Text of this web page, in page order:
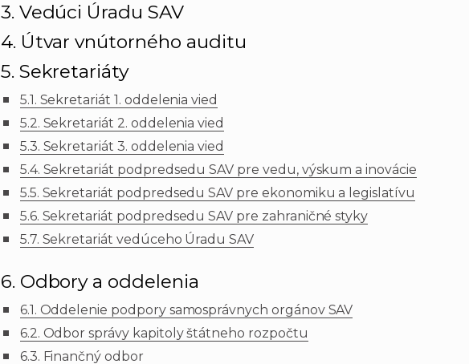
3. Vedúci Úradu SAV
4. Útvar vnútorného auditu
5. Sekretariáty
5.1. Sekretariát 1. oddelenia vied
5.2. Sekretariát 2. oddelenia vied
5.3. Sekretariát 3. oddelenia vied
5.4. Sekretariát podpredsedu SAV pre vedu, výskum a inovácie
5.5. Sekretariát podpredsedu SAV pre ekonomiku a legislatívu
5.6. Sekretariát podpredsedu SAV pre zahraničné styky
5.7. Sekretariát vedúceho Úradu SAV
6. Odbory a oddelenia
6.1. Oddelenie podpory samosprávnych orgánov SAV
6.2. Odbor správy kapitoly štátneho rozpočtu
6.3. Finančný odbor